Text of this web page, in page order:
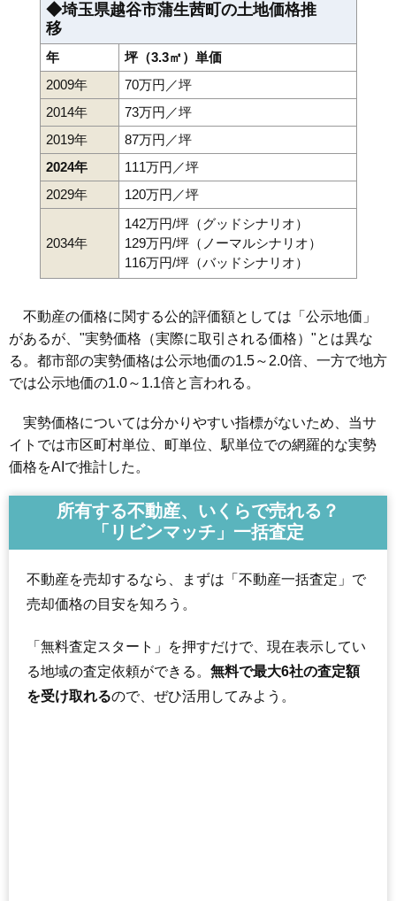
◆埼玉県越谷市蒲生茜町の土地価格推
移
年
坪（3.3㎡）単価
2009年
70万円／坪
2014年
73万円／坪
2019年
87万円／坪
2024年
111万円／坪
2029年
120万円／坪
2034年
142万円/坪（グッドシナリオ）
129万円/坪（ノーマルシナリオ）
116万円/坪（バッドシナリオ）
不動産の価格に関する公的評価額としては「公示地価」
があるが、"実勢価格（実際に取引される価格）"とは異な
る。都市部の実勢価格は公示地価の1.5～2.0倍、一方で地方
では公示地価の1.0～1.1倍と言われる。
実勢価格については分かりやすい指標がないため、当サ
イトでは市区町村単位、町単位、駅単位での網羅的な実勢
価格をAIで推計した。
所有する不動産、いくらで売れる？
「リビンマッチ」一括査定
不動産を売却するなら、まずは「不動産一括査定」で
売却価格の目安を知ろう。
「無料査定スタート」を押すだけで、現在表示してい
る地域の査定依頼ができる。 無料で最大6社の査定額
を受け取れるので、ぜひ活用してみよう。